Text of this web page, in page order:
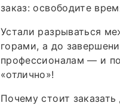
заказ: освободите
Устали разрываться
горами, а до
профессионалам — и
«отлично»!
Почему стоит